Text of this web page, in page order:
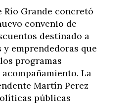
Grande concretó
convenio de
destinado a
y emprendedoras que
programas
La
Martín Perez
públicas